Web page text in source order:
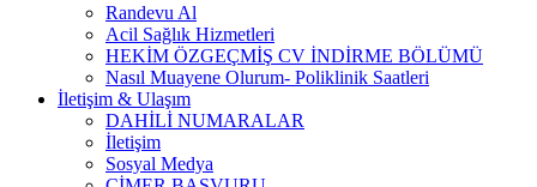
Randevu Al
Acil Sağlık Hizmetleri
HEKİM ÖZGEÇMİŞ CV İNDİRME BÖLÜMÜ
Nasıl Muayene Olurum- Poliklinik Saatleri
İletişim & Ulaşım
DAHİLİ NUMARALAR
İletişim
Sosyal Medya